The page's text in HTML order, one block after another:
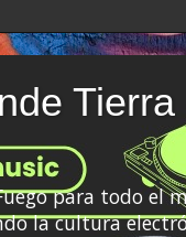
para todo el
la cultura